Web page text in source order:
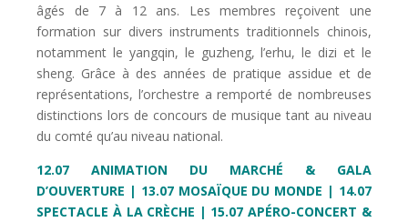
âgés de 7 à 12 ans. Les membres reçoivent une
formation sur divers instruments traditionnels chinois,
notamment le yangqin, le guzheng, l’erhu, le dizi et le
sheng. Grâce à des années de pratique assidue et de
représentations, l’orchestre a remporté de nombreuses
distinctions lors de concours de musique tant au niveau
du comté qu’au niveau national.
12.07 ANIMATION DU MARCHÉ & GALA
D’OUVERTURE | 13.07 MOSAÏQUE DU MONDE | 14.07
SPECTACLE À LA CRÈCHE | 15.07 APÉRO-CONCERT &